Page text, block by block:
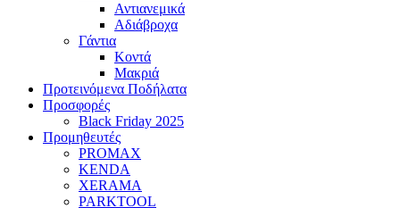
Αντιανεμικά
Αδιάβροχα
Γάντια
Κοντά
Μακριά
Προτεινόμενα Ποδήλατα
Προσφορές
Black Friday 2025
Προμηθευτές
PROMAX
KENDA
XERAMA
PARKTOOL